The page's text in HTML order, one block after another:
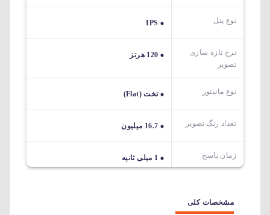
نوع پنل IPS
نرخ تازه سازی
تصویر
120 هرتز
نوع مانیتور تخت (Flat)
تعداد رنگ تصویر 16.7 میلیون
زمان پاسخ 1 میلی ثانیه
مشخصات کلی